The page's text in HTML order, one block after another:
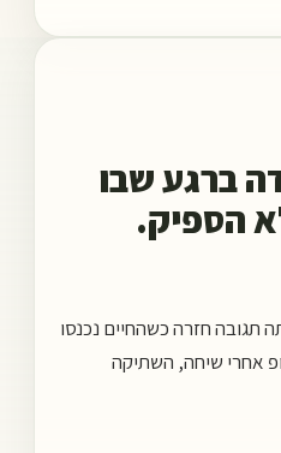
ברגע שבו
הספיק.
תגובה חזרה כשהחיים נכנסו
אחרי שיחה, השתיקה